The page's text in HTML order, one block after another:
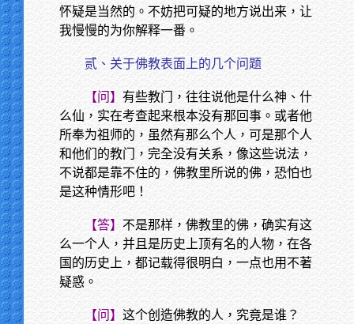
怀疑是当然的。不妨把可疑的地方说出来，让
我慢慢的为你解释一番。
贰、关于佛教表面上的几个问题
【问】 有些教门，往往说他是什么神、什
么仙，实在考查起来根本没有那回事。或者他
所奉为祖师的，虽然有那么个人，可是那个人
和他们的教门，完全没有关系，像这些说法，
不说都是靠不住的，佛教里所说的佛，恐怕也
是这种情形吧！
【答】 不是那样，佛教里的佛，确实有这
么一个人，并且是历史上顶有名的人物，在各
国的历史上，都记载得很明白，一点也用不著
疑惑。
【问】 这个创造佛教的人，究竟是谁？